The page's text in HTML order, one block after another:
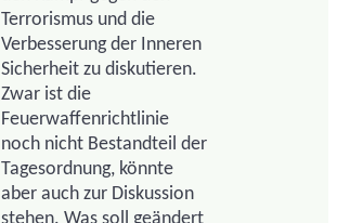
Terrorismus und die
Verbesserung der Inneren
Sicherheit zu diskutieren.
Zwar ist die
Feuerwaffenrichtlinie
noch nicht Bestandteil der
Tagesordnung, könnte
aber auch zur Diskussion
stehen. Was soll geändert